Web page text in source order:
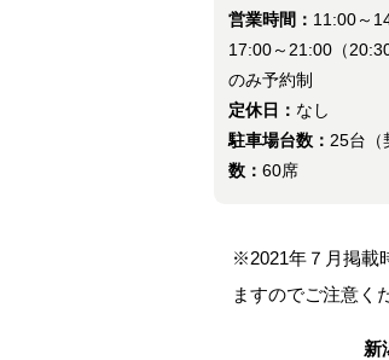
営業時間： 11:00～
17:00～21:00（
のみ予約制
定休日： なし
駐車場台数： 25台
数： 60席
※2021年７月掲載
ますのでご注意く
新